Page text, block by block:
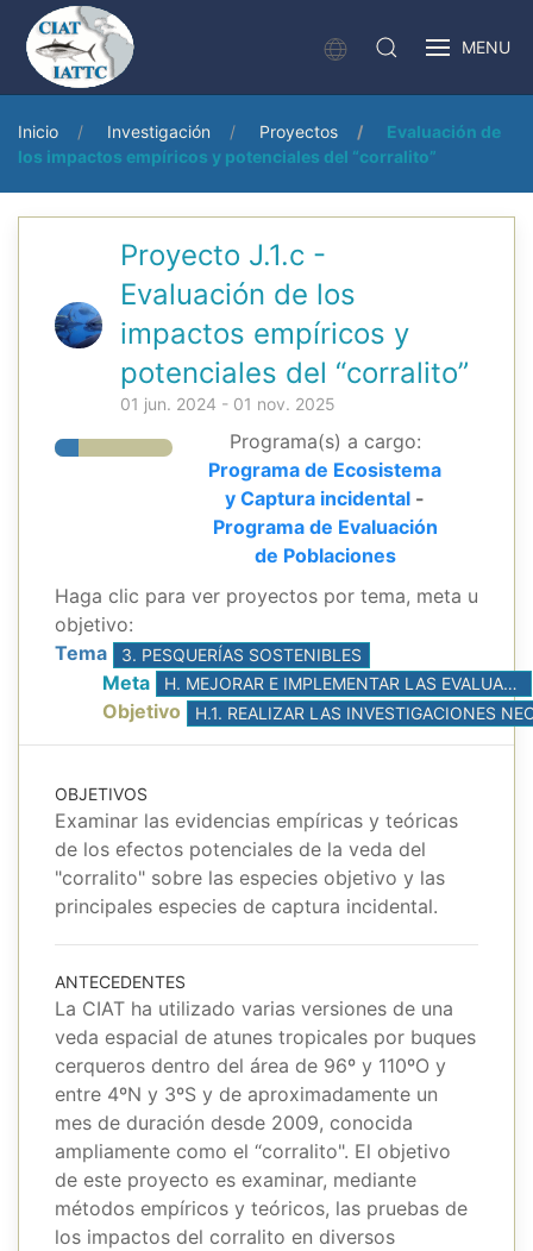
MENU
Inicio Investigación Proyectos
Evaluación de
los impactos empíricos y potenciales del “corralito”
Proyecto J.1.c -
Evaluación de los
impactos empíricos y
potenciales del “corralito”
01 jun. 2024 - 01 nov. 2025
Programa(s) a cargo:
Programa de Ecosistema
y Captura incidental -
Programa de Evaluación
de Poblaciones
Haga clic para ver proyectos por tema, meta u
objetivo:
Tema
3. PESQUERÍAS SOSTENIBLES
Meta H. MEJORAR E IMPLEMENTAR LAS EVALUACIONES DE POBLACIONES, CON BASE EN LA MEJOR CIENCIA DISPONIBLE
Objetivo
OBJETIVOS
Examinar las evidencias empíricas y teóricas
de los efectos potenciales de la veda del
"corralito" sobre las especies objetivo y las
principales especies de captura incidental.
ANTECEDENTES
La CIAT ha utilizado varias versiones de una
veda espacial de atunes tropicales por buques
cerqueros dentro del área de 96º y 110ºO y
entre 4ºN y 3ºS y de aproximadamente un
mes de duración desde 2009, conocida
ampliamente como el “corralito". El objetivo
de este proyecto es examinar, mediante
métodos empíricos y teóricos, las pruebas de
los impactos del corralito en diversos